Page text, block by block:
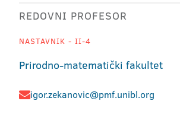
REDOVNI PROFESOR
NASTAVNIK - II-4
Prirodno-matematički fakultet
igor.zekanovic@pmf.unibl.org